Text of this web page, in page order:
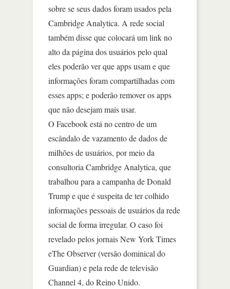
sobre se seus dados foram usados pela
Cambridge Analytica. A rede social
também disse que colocará um link no
alto da página dos usuários pelo qual
eles poderão ver que apps usam e que
informações foram compartilhadas com
esses apps; e poderão remover os apps
que não desejam mais usar.
O Facebook está no centro de um
escândalo de vazamento de dados de
milhões de usuários, por meio da
consultoria Cambridge Analytica, que
trabalhou para a campanha de Donald
Trump e que é suspeita de ter colhido
informações pessoais de usuários da rede
social de forma irregular. O caso foi
revelado pelos jornais New York Times
eThe Observer (versão dominical do
Guardian) e pela rede de televisão
Channel 4, do Reino Unido.